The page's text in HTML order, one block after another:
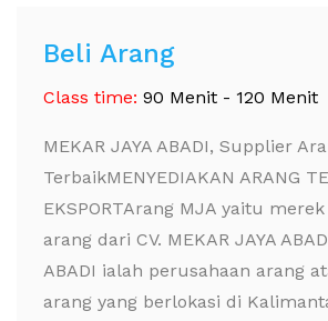
Beli Arang
Class time: 90 Menit - 120 Menit
MEKAR JAYA ABADI, Supplier
TerbaikMENYEDIAKAN ARANG
EKSPORTArang MJA yaitu
arang dari CV. MEKAR JAYA
ABADI ialah perusahaan arang
arang yang berlokasi di